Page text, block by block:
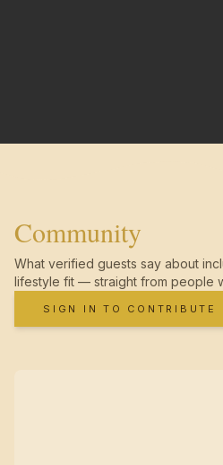
Community
What verified guests say about
lifestyle fit — straight from people
SIGN IN TO CONTRIBUTE